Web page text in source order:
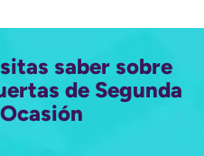
saber sobre
de Segunda